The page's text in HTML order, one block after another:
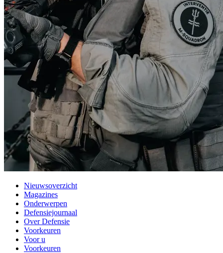
Nieuwsoverzicht
Magazines
Onderwerpen
Defensiejournaal
Over Defensie
Voorkeuren
Voor u
Voorkeuren